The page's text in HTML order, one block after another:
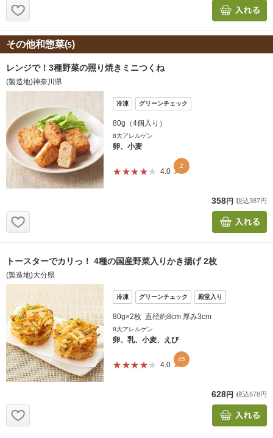
その他和惣菜(5)